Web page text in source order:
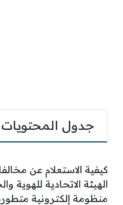
جدول المحتويات
الهيئة الاتحادية للهوية
منظومة إلكترونية